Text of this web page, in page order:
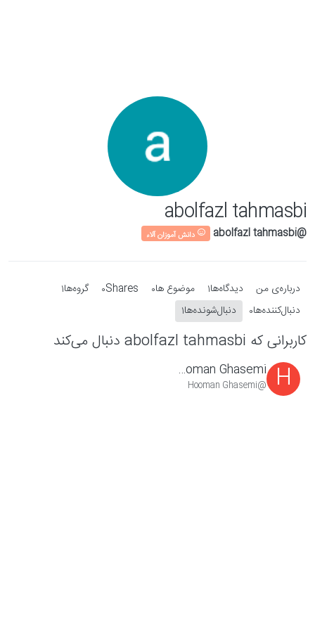
abolfazl tahmasbi
@abolfazl tahmasbi دانش آموزان آلاء
درباره‌‌ی من دیدگاه‌ها1 موضوع ها0
Shares
0 گروه‌ها1
دنبال‌کننده‌ها0 دنبال‌شونده‌ها1
کاربرانی که abolfazl tahmasbi دنبال می‌کند
H
Hooman Ghasemi
@Hooman Ghasemi